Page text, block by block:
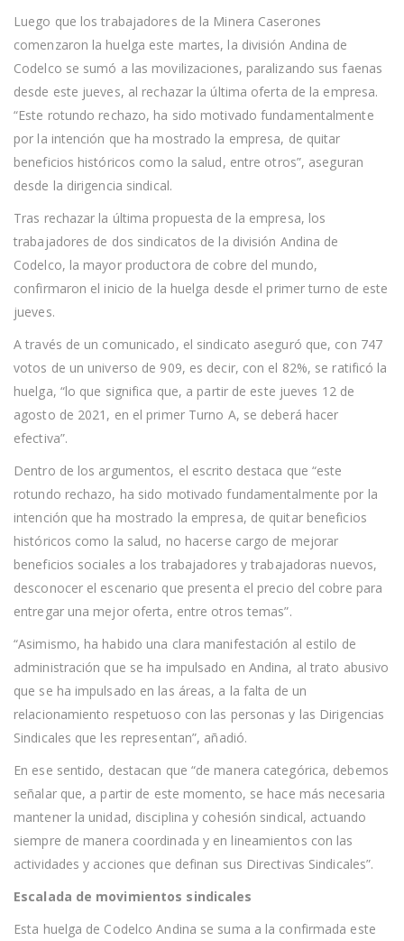
LEGAL
MIENTRAS
SINDICATO
CASERONES
SIGUE
MOVILIZADO
Luego que los trabajadores de la Minera Caserones
comenzaron la huelga este martes, la división Andina de
Codelco se sumó a las movilizaciones, paralizando sus faenas
desde este jueves, al rechazar la última oferta de la empresa.
“Este rotundo rechazo, ha sido motivado fundamentalmente
por la intención que ha mostrado la empresa, de quitar
beneficios históricos como la salud, entre otros”, aseguran
desde la dirigencia sindical.
Tras rechazar la última propuesta de la empresa, los
trabajadores de dos sindicatos de la división Andina de
Codelco, la mayor productora de cobre del mundo,
confirmaron el inicio de la huelga desde el primer turno de este
jueves.
A través de un comunicado, el sindicato aseguró que, con 747
votos de un universo de 909, es decir, con el 82%, se ratificó la
huelga, “lo que significa que, a partir de este jueves 12 de
agosto de 2021, en el primer Turno A, se deberá hacer
efectiva”.
Dentro de los argumentos, el escrito destaca que “este
rotundo rechazo, ha sido motivado fundamentalmente por la
intención que ha mostrado la empresa, de quitar beneficios
históricos como la salud, no hacerse cargo de mejorar
beneficios sociales a los trabajadores y trabajadoras nuevos,
desconocer el escenario que presenta el precio del cobre para
entregar una mejor oferta, entre otros temas”.
“Asimismo, ha habido una clara manifestación al estilo de
administración que se ha impulsado en Andina, al trato abusivo
que se ha impulsado en las áreas, a la falta de un
relacionamiento respetuoso con las personas y las Dirigencias
Sindicales que les representan”, añadió.
En ese sentido, destacan que “de manera categórica, debemos
señalar que, a partir de este momento, se hace más necesaria
mantener la unidad, disciplina y cohesión sindical, actuando
siempre de manera coordinada y en lineamientos con las
actividades y acciones que definan sus Directivas Sindicales”.
Escalada de movimientos sindicales
Esta huelga de Codelco Andina se suma a la confirmada este